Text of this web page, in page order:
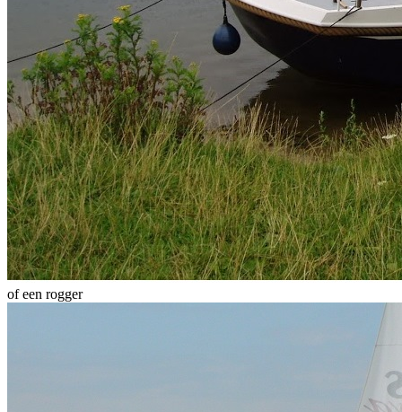
of een rogger